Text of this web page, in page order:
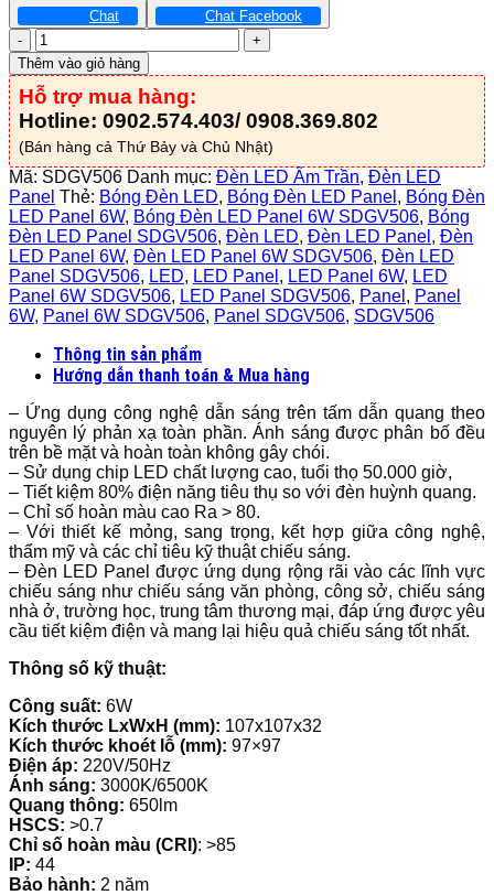
Chat Chat Facebook
Đèn
LED
Panel
7W
-
số
lượng
Thêm vào giỏ hàng
Hỗ trợ mua hàng:
Hotline: 0902.574.403/ 0908.369.802
(Bán hàng cả Thứ Bảy và Chủ Nhật)
Mã: SDGV506 Danh mục: Đèn LED Âm Trần, Đèn LED
Panel Thẻ: Bóng Đèn LED, Bóng Đèn LED Panel , Bóng Đèn
LED Panel 6W, Bóng Đèn LED Panel 6W SDGV506, Bóng
Đèn LED Panel SDGV506, Đèn LED, Đèn LED Panel , Đèn
LED Panel 6W, Đèn LED Panel 6W SDGV506, Đèn LED
Panel SDGV506, LED, LED Panel , LED Panel 6W, LED
Panel 6W SDGV506, LED Panel SDGV506, Panel , Panel
6W, Panel 6W SDGV506, Panel SDGV506, SDGV506
Thông tin sản phẩm
Hướng dẫn thanh toán & Mua hàng
– Ứng dụng công nghệ dẫn sáng trên tấm dẫn quang theo
nguyên lý phản xạ toàn phần. Ánh sáng được phân bố đều
trên bề mặt và hoàn toàn không gây chói.
– Sử dụng chip LED chất lượng cao, tuổi thọ 50.000 giờ,
– Tiết kiệm 80% điện năng tiêu thụ so với đèn huỳnh quang.
– Chỉ số hoàn màu cao Ra > 80.
– Với thiết kế mỏng, sang trọng, kết hợp giữa công nghệ,
thẩm mỹ và các chỉ tiêu kỹ thuật chiếu sáng.
– Đèn LED Panel được ứng dụng rộng rãi vào các lĩnh vực
chiếu sáng như chiếu sáng văn phòng, công sở, chiếu sáng
nhà ở, trường học, trung tâm thương mại, đáp ứng được yêu
cầu tiết kiệm điện và mang lại hiệu quả chiếu sáng tốt nhất.
Thông số kỹ thuật:
Công suất: 6W
Kích thước LxWxH (mm): 107x107x32
Kích thước khoét lỗ (mm): 97×97
Điện áp: 220V/50Hz
Ánh sáng: 3000K/6500K
Quang thông: 650lm
HSCS: >0.7
Chỉ số hoàn màu (CRI): >85
IP: 44
Bảo hành: 2 năm